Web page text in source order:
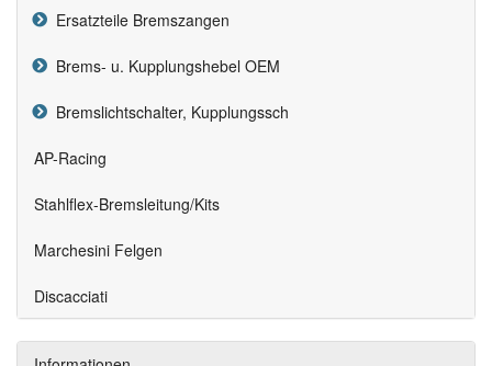
Ersatzteile Bremszangen
Brems- u. Kupplungshebel OEM
Bremslichtschalter, Kupplungssch
AP-Racing
Stahlflex-Bremsleitung/Kits
Marchesini Felgen
Discacciati